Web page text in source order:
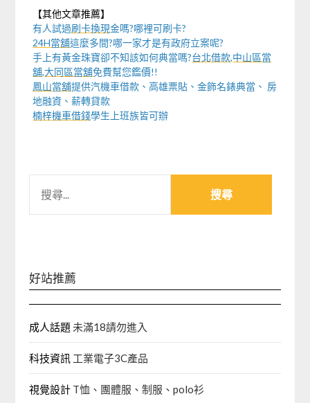
【其他文章推薦】
有人試過刷卡換現金嗎?哪裡可刷卡?
24H當舖這麼多間?哪一家才是有政府立案呢?
手上有黃金珠寶卻不知該如何典當嗎?台北借款,中山區當
舖,大同區當舖免費幫您鑑價!!
鳳山當舖提供汽機車借款、高雄票貼、金飾名錶典當、 房
地融資、薪轉貸款
楠梓機車借錢學生上班族皆可辦
關
好站推薦
成人話題 未滿18請勿進入
科技資訊 工業電子3C產品
視覺設計 T恤、團體服、制服、polo衫